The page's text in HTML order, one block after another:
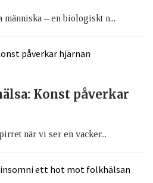
människa – en biologiskt n...
Konst påverkar
när vi ser en vacker...